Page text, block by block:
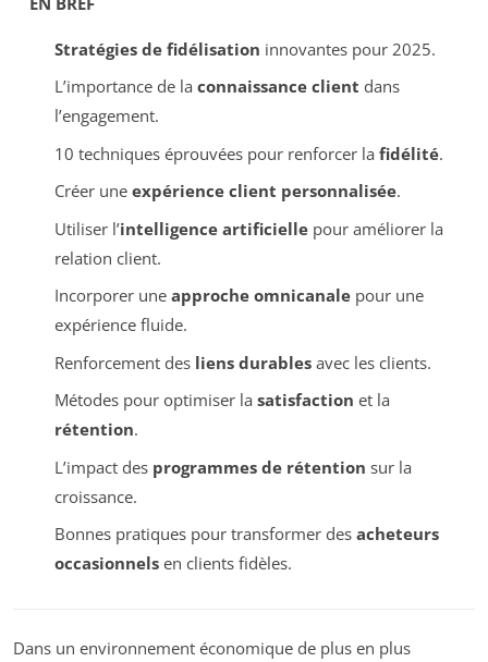
Stratégies de fidélisation innovantes pour 2025.
L’importance de la connaissance client dans
l’engagement.
10 techniques éprouvées pour renforcer la fidélité.
Créer une expérience client personnalisée.
Utiliser l’intelligence artificiellepour améliorer la
relation client.
Incorporer une approche omnicanalepour une
expérience fluide.
Renforcement des liens durablesavec les clients.
Métodes pour optimiser la satisfaction et la
rétention.
L’impact des programmes de rétention sur la
croissance.
Bonnes pratiques pour transformer des acheteurs
occasionnelsen clients fidèles.
Dans un environnement économique de plus en plus